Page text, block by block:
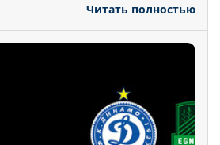
Читать полностью